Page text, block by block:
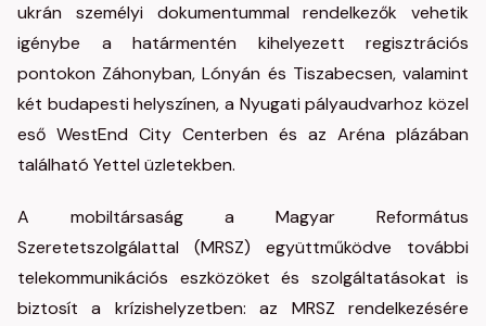
ukrán személyi dokumentummal rendelkezők vehetik
igénybe a határmentén kihelyezett regisztrációs
pontokon Záhonyban, Lónyán és Tiszabecsen, valamint
két budapesti helyszínen, a Nyugati pályaudvarhoz közel
eső WestEnd City Centerben és az Aréna plázában
található Yettel üzletekben.
A mobiltársaság a Magyar Református
Szeretetszolgálattal (MRSZ) együttműködve további
telekommunikációs eszközöket és szolgáltatásokat is
biztosít a krízishelyzetben: az MRSZ rendelkezésére